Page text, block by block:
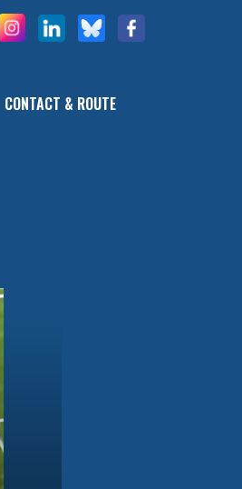
CONTACT & ROUTE